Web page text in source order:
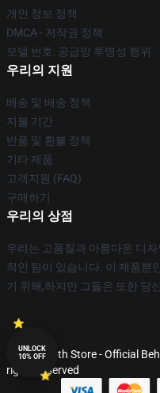
개인 정보 정책
DMCA - 저작권 정책
모델 번호: 공급망 투명성 행위
우리의 지원
배송 및 배송 정책
지불 기간
반품 및 환불 정책
기타 제품
고객지원 (FAQ)
구매하기
우리의 상점
우리는 고품질과 아름다운 디
적인 팀이 있습니다. 이 제품뿐
기 위해,하지만 그들은 또한 당
© Behemoth Store - Official
rights reserved
UNLOCK
10% OFF